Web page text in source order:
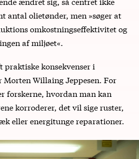
antal olietønder, men »søger at
omkostningseffektivitet og
af miljøet«.
praktiske konsekvenser i
Willaing Jeppesen. For
forskerne, hvordan man kan
korroderer, det vil sige ruster,
eller energitunge reparationer.